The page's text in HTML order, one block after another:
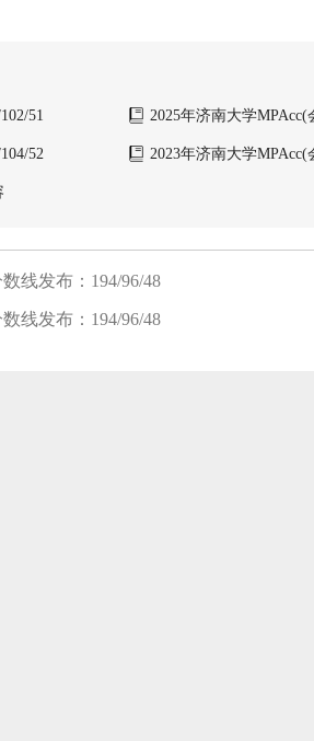
51 2025年济南大学
52 2023年济南大学
线发布：194/96/48
线发布：194/96/48